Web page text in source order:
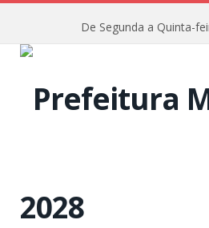
De Segunda a Quinta-